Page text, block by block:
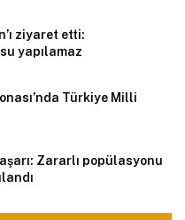
ziyaret etti:
yapılamaz
Türkiye Milli
Zararlı popülasyonu